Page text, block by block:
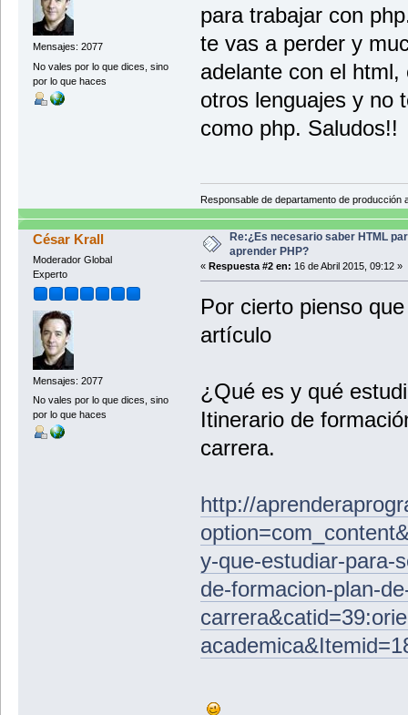
Mensajes: 2077
No vales por lo que dices, sino
por lo que haces
para trabajar con
te vas a perder y
adelante con el
otros lenguajes y no
como php. Saludos!!
Responsable de departamento de producción
César Krall
Moderador Global
Experto
Mensajes: 2077
No vales por lo que dices, sino
por lo que haces
Re:¿Es necesario saber HTML
aprender PHP?
« Respuesta #2 en: 16 de Abril 2015, 09:12 »
Por cierto pienso
artículo
¿Qué es y qué
Itinerario de
carrera.
http://
y-que-estudiar-para-
de-formacion-plan-